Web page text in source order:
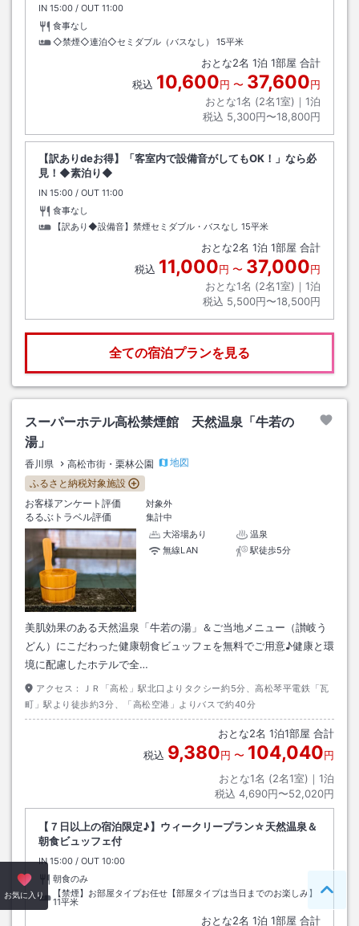
IN チェックイン
15:00 / OUT チェックアウト
11:00
食事なし
◇禁煙◇連泊◇セミダブル（バスなし）
15平米
おとな2名 1泊 1部屋 合計
税込 10,600円 〜 37,600円
おとな1名 (2名1室)｜ 1泊
税込 5,300円〜18,800円
【訳ありdeお得】「客室内で設備音がしてもOK！」なら必
見！◆素泊り◆
IN チェックイン
15:00 / OUT チェックアウト
11:00
食事なし
【訳あり◆設備音】禁煙セミダブル・バスなし 15平米
おとな2名 1泊 1部屋 合計
税込 11,000円 〜 37,000円
おとな1名 (2名1室)｜ 1泊
税込 5,500円〜18,500円
全ての宿泊プランを見る
スーパーホテル高松禁煙館 天然温泉「牛若の
湯」
香川県 高松市街・栗林公園
地図
ふるさと納税対象施設
お客様アンケート評価
対象外
るるぶトラベル評価
集計中
大浴場あり
温泉
無線LAN
駅徒歩5分
美肌効果のある天然温泉「牛若の湯」＆ご当地メニュー（讃岐う
どん）にこだわった健康朝食ビュッフェを無料でご用意♪健康と環
境に配慮したホテルで全…
アクセス：
ＪＲ「高松」駅北口よりタクシー約5分、高松琴平電鉄「瓦
町」駅より徒歩約3分、「高松空港」よりバスで約40分
おとな2名 1泊1部屋 合計
税込 9,380円 〜 104,040円
おとな1名 (2名1室)｜ 1泊
税込 4,690円〜52,020円
【７日以上の宿泊限定♪】ウィークリープラン☆天然温泉＆
朝食ビュッフェ付
INチェックイン
15:00 / OUT チェックアウト
10:00
朝食のみ
【禁煙】お部屋タイプお任せ【部屋タイプは当日までのお楽しみ】
11平米
おとな2名 1泊 1部屋 合計
お気に入り ペー